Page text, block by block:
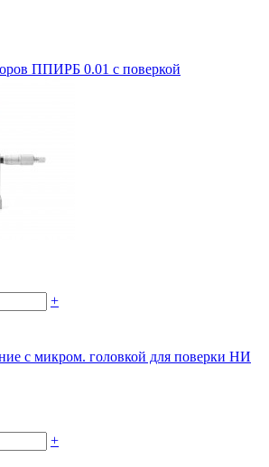
ППИРБ 0.01 с поверкой
+
с микром. головкой для поверки НИ
+